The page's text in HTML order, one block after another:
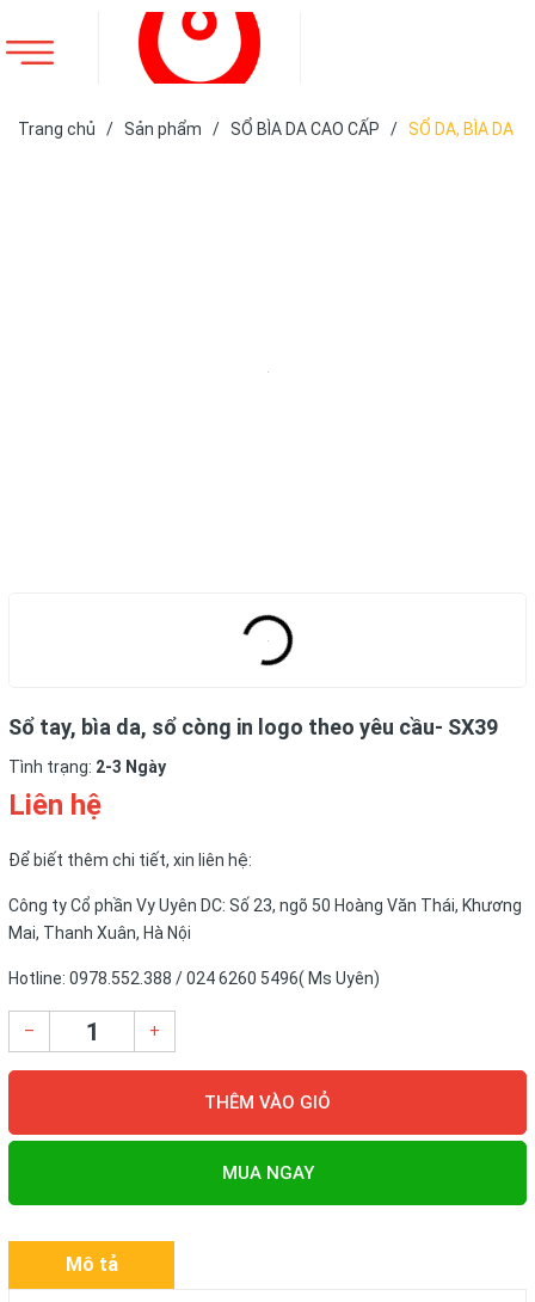
Trang chủ / Sản phẩm / SỔ BÌA DA CAO CẤP / SỔ DA, BÌA DA
Sổ tay, bìa da, sổ còng in logo theo yêu cầu- SX39
Tình trạng: 2-3 Ngày
Liên hệ
Để biết thêm chi tiết, xin liên hệ:
Công ty Cổ phần Vy Uyên DC: Số 23, ngõ 50 Hoàng Văn Thái, Khương
Mai, Thanh Xuân, Hà Nội
Hotline: 0978.552.388 / 024 6260 5496( Ms Uyên)
– +
THÊM VÀO GIỎ
MUA NGAY
Mô tả